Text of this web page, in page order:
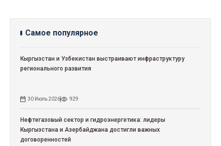
Самое популярное
Кыргызстан и Узбекистан выстраивают инфраструктуру
регионального развития
30 Июль 2026 929
Нефтегазовый сектор и гидроэнергетика: лидеры
Кыргызстана и Азербайджана достигли важных
договоренностей